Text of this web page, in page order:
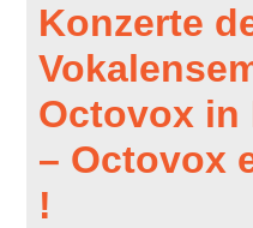
Konzerte
Octovox in
– Octovox
!